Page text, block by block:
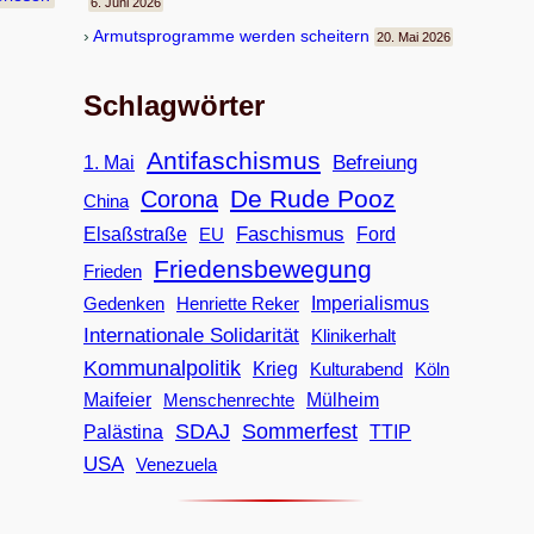
Armuts­pro­gramme wer­den scheitern 20. Mai 2026
Schlagwörter
1. Mai Antifaschismus Befreiung
China Corona De Rude Pooz
Elsaßstraße EU Faschismus
Ford
Frieden
Friedensbewegung
Gedenken Henriette Reker Imperialismus
Internationale Solidarität Klinikerhalt
Kommunalpolitik Krieg Kulturabend
Köln
Maifeier
Menschenrechte
Mülheim
Palästina
SDAJ Sommerfest TTIP
USA Venezuela